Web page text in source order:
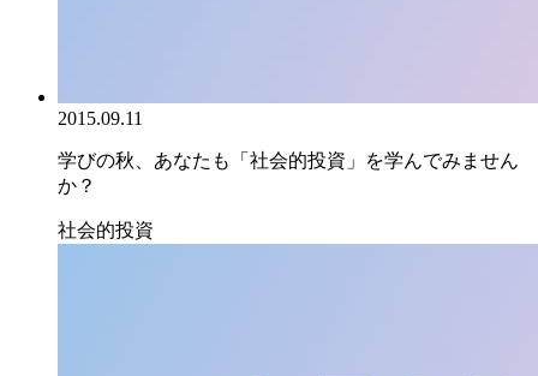
2015.09.11
学びの秋、あなたも「社会的投資」を学んでみません
か？
社会的投資